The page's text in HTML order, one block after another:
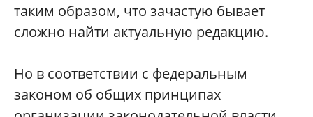
таким образом, что зачастую бывает
сложно найти актуальную редакцию.
Но в соответствии с федеральным
законом об общих принципах